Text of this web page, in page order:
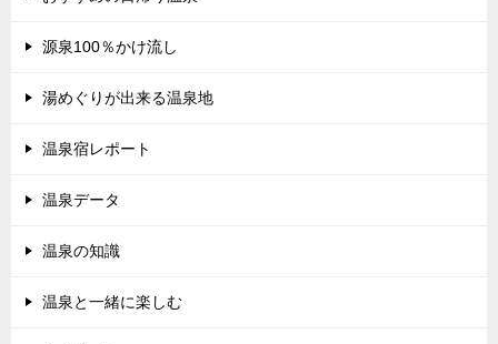
源泉100％かけ流し
湯めぐりが出来る温泉地
温泉宿レポート
温泉データ
温泉の知識
温泉と一緒に楽しむ